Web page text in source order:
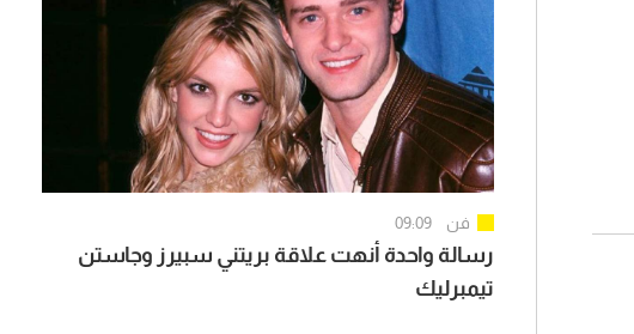
فن 09:09
رسالة واحدة أنهت علاقة بريتني سبيرز وجاستن
تيمبرليك